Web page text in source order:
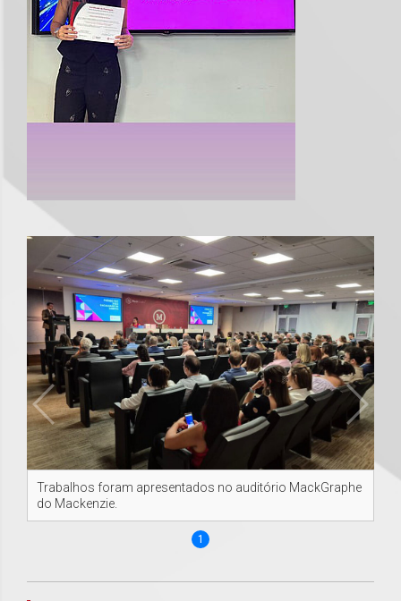
Trabalhos foram apresentados no auditório MackGraphe
do Mackenzie.
1